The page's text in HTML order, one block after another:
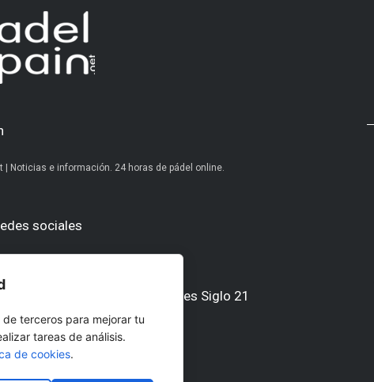
| Noticias e información. 24 horas de pádel online.
sociales
del Grupo Ediciones Digitales Siglo 21
GolfConfidencial
terceros para mejorar tu
tareas de análisis.
de cookies.